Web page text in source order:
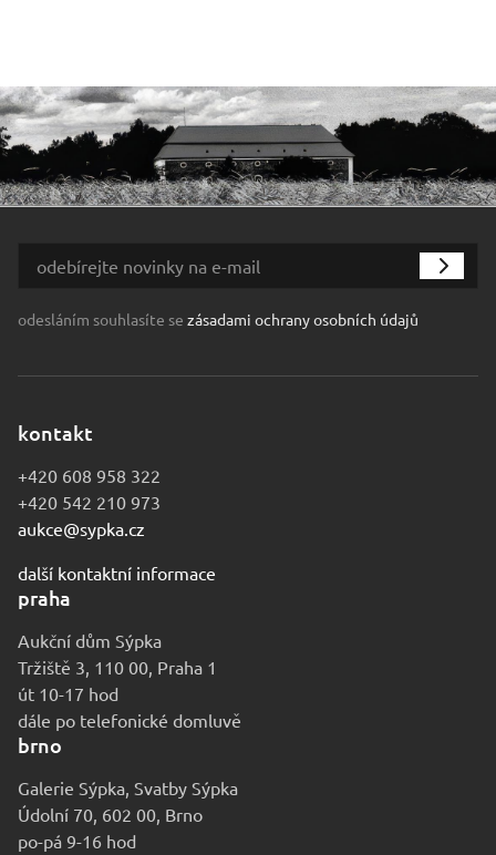
odesláním souhlasíte se zásadami ochrany osobních údajů
kontakt
+420 608 958 322
+420 542 210 973
aukce@sypka.cz
další kontaktní informace
praha
Aukční dům Sýpka
Tržiště 3, 110 00, Praha 1
út 10-17 hod
dále po telefonické domluvě
brno
Galerie Sýpka, Svatby Sýpka
Údolní 70, 602 00, Brno
po-pá 9-16 hod